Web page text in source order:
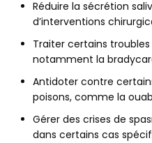
Réduire la sécrétion
d’interventions
Traiter certains
notamment la
Antidoter contre
poisons, comme la
Gérer des crises de
dans certains cas